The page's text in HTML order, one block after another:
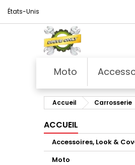
États-Unis
Moto
Accueil Carrosserie
ACCUEIL
Accessoires, Look &
Moto